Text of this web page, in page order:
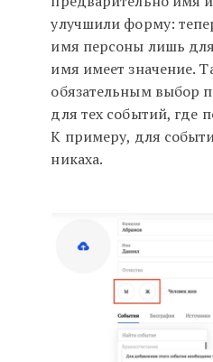
улучшили форму:
имя персоны лишь
имя имеет значение.
обязательным выбор
для тех событий, где
К примеру, для
никаха.